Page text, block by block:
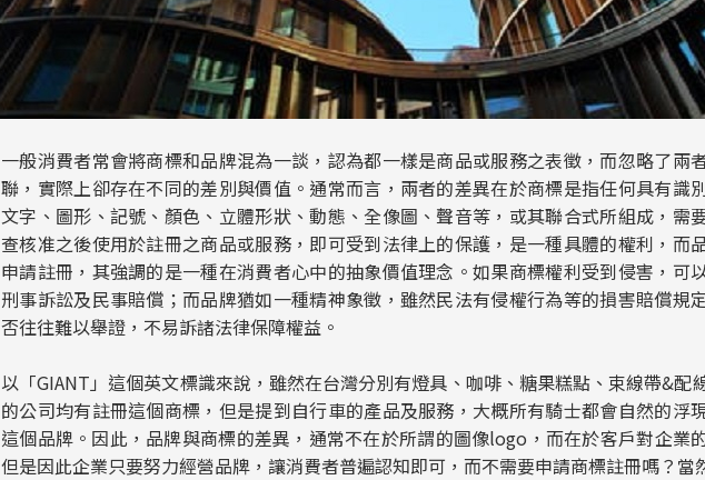
一般消費者常會將商標和品牌混為一談，認為都一樣是商品或服務之表徵，而忽略了兩
聯，實際上卻存在不同的差別與價值。通常而言，兩者的差異在於商標是指任何具有識
文字、圖形、記號、顏色、立體形狀、動態、全像圖、聲音等，或其聯合式所組成，需
查核准之後使用於註冊之商品或服務，即可受到法律上的保護，是一種具體的權利，而
申請註冊，其強調的是一種在消費者心中的抽象價值理念。如果商標權利受到侵害，可
刑事訴訟及民事賠償；而品牌猶如一種精神象徵，雖然民法有侵權行為等的損害賠償規
否往往難以舉證，不易訴諸法律保障權益。
以「GIANT」這個英文標識來說，雖然在台灣分別有燈具、咖啡、糖果糕點、束線帶&配
的公司均有註冊這個商標，但是提到自行車的產品及服務，大概所有騎士都會自然的浮
這個品牌。因此，品牌與商標的差異，通常不在於所謂的圖像logo，而在於客戶對企業
但是因此企業只要努力經營品牌，讓消費者普遍認知即可，而不需要申請商標註冊嗎？當